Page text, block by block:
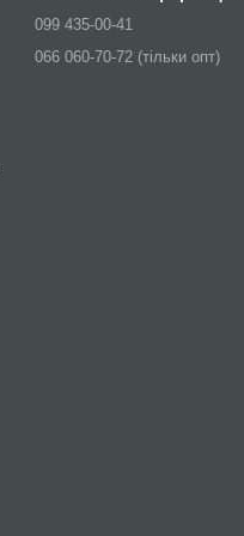
099 435-00-41
066 060-70-72 (тільки опт)